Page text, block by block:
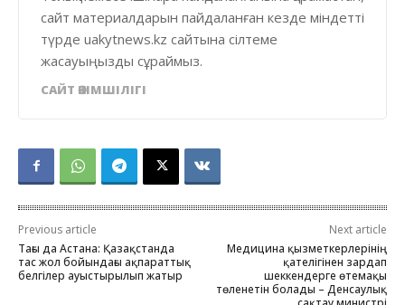
сайт материалдарын пайдаланған кезде міндетті
түрде uakytnews.kz сайтына сілтеме
жасауыңызды сұраймыз.
САЙТ ӘКІМШІЛІГІ
Previous article
Тағы да Астана: Қазақстанда
тас жол бойындағы ақпараттық
белгілер ауыстырылып жатыр
Next article
Медицина қызметкерлерінің
қателігінен зардап
шеккендерге өтемақы
төленетін болады – Денсаулық